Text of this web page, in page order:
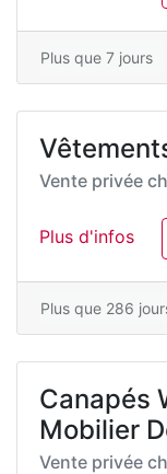
Plus que 7 jours
Vente privée
Plus d'infos
Plus que 286
Canapés
Mobilier
Vente privée